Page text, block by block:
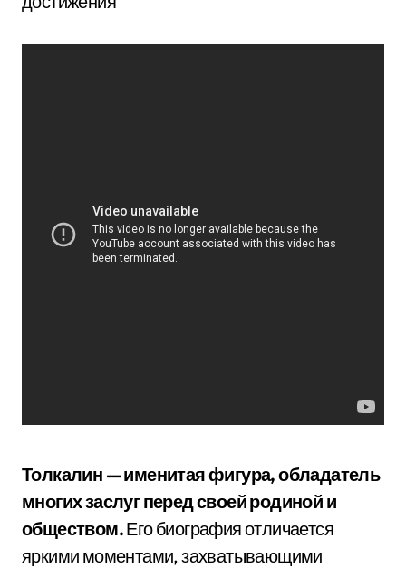
Толкалин — именитая фигура, обладатель
многих заслуг перед своей родиной и
обществом.Его биография отличается
яркими моментами, захватывающими